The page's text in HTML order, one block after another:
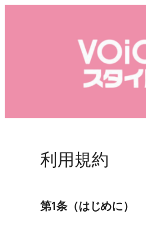
利用規約
第1条（はじめに）